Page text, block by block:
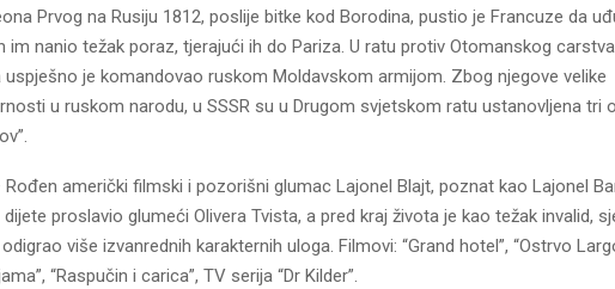
Prvog na Rusiju 1812, poslije bitke kod Borodina, pustio je Francuze da
im nanio težak poraz, tjerajući ih do Pariza. U ratu protiv Otomanskog
uspješno je komandovao ruskom Moldavskom armijom. Zbog njegove velike
u ruskom narodu, u SSSR su u Drugom svjetskom ratu ustanovljena tri
Rođen američki filmski i pozorišni glumac Lajonel Blajt, poznat kao Lajonel
proslavio glumeći Olivera Tvista, a pred kraj života je kao težak invalid,
više izvanrednih karakternih uloga. Filmovi: “Grand hotel”, “Ostrvo
“Raspučin i carica”, TV serija “Dr Kilder”.